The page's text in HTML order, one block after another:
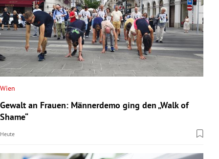
Wien
Gewalt an Frauen: Männerdemo ging den „Walk of
Shame“
Heute